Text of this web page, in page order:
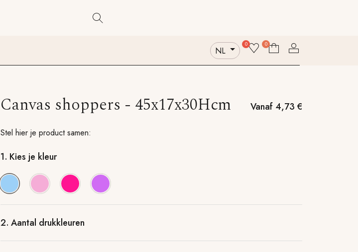
NL
0 0
Canvas shoppers - 45x17x30Hcm Vanaf 4,73 €
Stel hier je product samen:
1. Kies je kleur
2. Aantal drukkleuren